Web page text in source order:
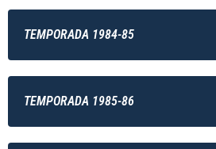
TEMPORADA 1984-85
TEMPORADA 1985-86